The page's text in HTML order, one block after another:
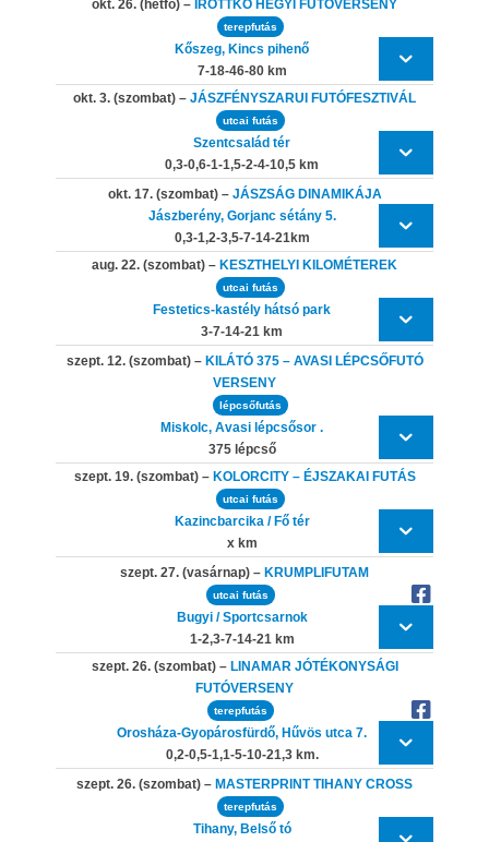
okt. 26. (hétfő) – ÍROTTKŐ HEGYI FUTÓVERSENY
terepfutás
Kőszeg, Kincs pihenő
7-18-46-80 km
okt. 3. (szombat) – JÁSZFÉNYSZARUI FUTÓFESZTIVÁL
utcai futás
Szentcsalád tér
0,3-0,6-1-1,5-2-4-10,5 km
okt. 17. (szombat) – JÁSZSÁG DINAMIKÁJA
Jászberény, Gorjanc sétány 5.
0,3-1,2-3,5-7-14-21km
aug. 22. (szombat) – KESZTHELYI KILOMÉTEREK
utcai futás
Festetics-kastély hátsó park
3-7-14-21 km
szept. 12. (szombat) – KILÁTÓ 375 – AVASI LÉPCSŐFUTÓ
VERSENY
lépcsőfutás
Miskolc, Avasi lépcsősor .
375 lépcső
szept. 19. (szombat) – KOLORCITY – ÉJSZAKAI FUTÁS
utcai futás
Kazincbarcika / Fő tér
x km
szept. 27. (vasárnap) – KRUMPLIFUTAM
utcai futás
Bugyi / Sportcsarnok
1-2,3-7-14-21 km
szept. 26. (szombat) – LINAMAR JÓTÉKONYSÁGI
FUTÓVERSENY
terepfutás
Orosháza-Gyopárosfürdő, Hűvös utca 7.
0,2-0,5-1,1-5-10-21,3 km.
szept. 26. (szombat) – MASTERPRINT TIHANY CROSS
terepfutás
Tihany, Belső tó